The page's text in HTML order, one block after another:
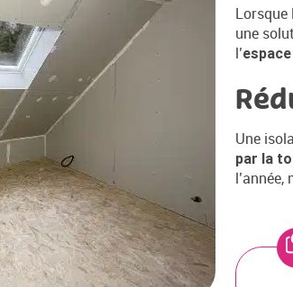
Lorsque
une
l’
Une
par la